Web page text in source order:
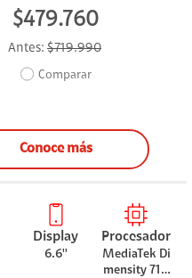
$479.760
Antes: $719.990
Comparar
Conoce más
Display
6.6''
Procesador
MediaTek Di
mensity 710